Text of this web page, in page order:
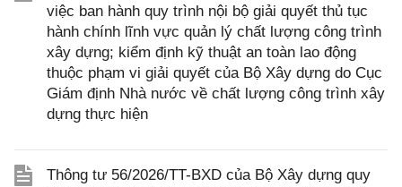
việc ban hành quy trình nội bộ giải quyết thủ tục
hành chính lĩnh vực quản lý chất lượng công trình
xây dựng; kiểm định kỹ thuật an toàn lao động
thuộc phạm vi giải quyết của Bộ Xây dựng do Cục
Giám định Nhà nước về chất lượng công trình xây
dựng thực hiện
Thông tư 56/2026/TT-BXD của Bộ Xây dựng quy